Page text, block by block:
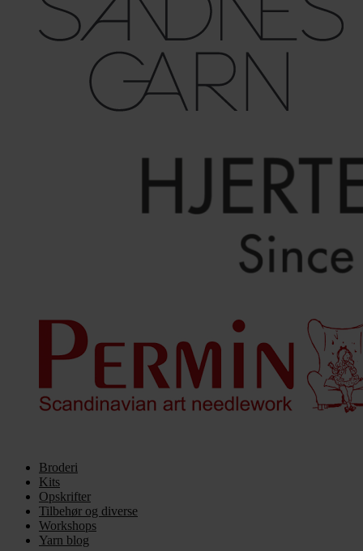
Broderi
Kits
Opskrifter
Tilbehør og diverse
Workshops
Yarn blog